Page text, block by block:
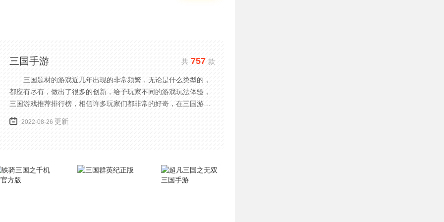
三国手游 共757 款
三国题材的游戏近几年出现的非常频繁，无论是什么类型的，
都应有尽有，做出了很多的创新，给予玩家不同的游戏玩法体验，
三国游戏推荐排行榜，相信许多玩家们都非常的好奇，在三国游戏
中不仅有卡牌攻防还有格斗等类型的玩法，可以让玩家感受到更多
的乐趣，下面小编就为大家带来最新三国系列游戏前十排行榜推
2022-08-26 更新